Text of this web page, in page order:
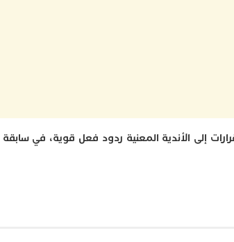
إلى الأندية المعنية ردود فعل قوية، في